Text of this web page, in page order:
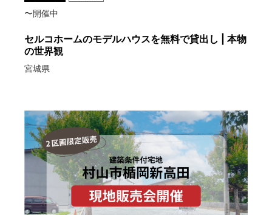
〜開催中
セルコホームのモデルハウスを無料で貸出し | 本物
の世界観
宮城県